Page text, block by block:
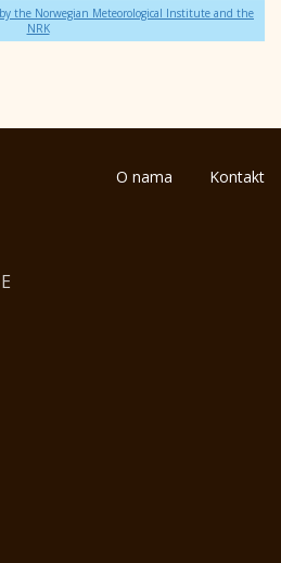
the Norwegian Meteorological Institute and the
NRK
O nama Kontakt